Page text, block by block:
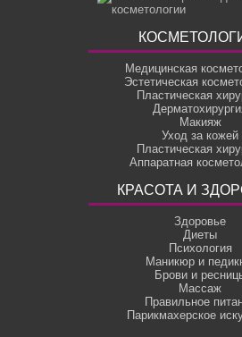
Медицинская
Эстетическая
Пластическая
Макияж
Уход за кожей
Пластическая
Аппаратная
КРАСОТА И
Здоровье
Диеты
Психология
Маникюр и
Брови и
Массаж
Правильное
Парикмахерское